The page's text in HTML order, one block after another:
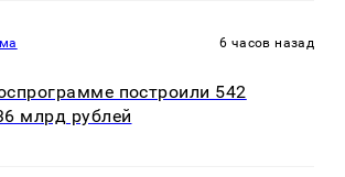
6 часов назад
построили 542
млрд рублей